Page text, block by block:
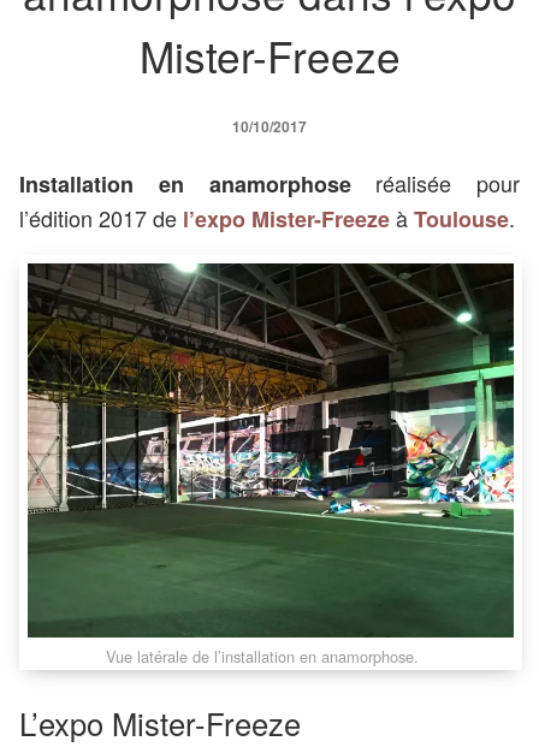
Mister-Freeze
10/10/2017
Installation en anamorphoseréalisée pour
l’édition 2017 de l’expo Mister-FreezeàToulouse.
Vue latérale de l’installation en anamorphose.
L’expo Mister-Freeze